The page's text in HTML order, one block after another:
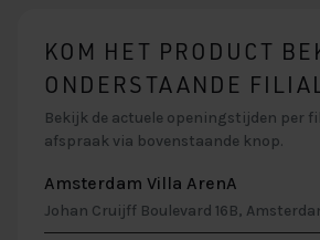
KOM HET PRODUCT
ONDERSTAANDE
Bekijk de actuele openingstijden per
afspraak via bovenstaande knop.
Amsterdam Villa ArenA
Johan Cruijff Boulevard 16B,